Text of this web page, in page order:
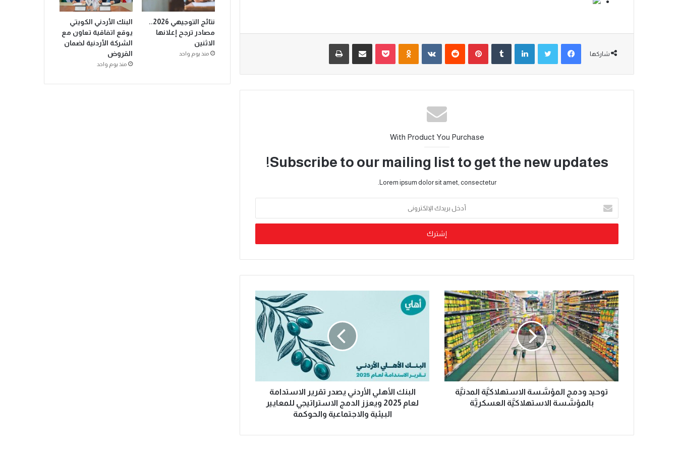
شاركها
With Product You Purchase
Subscribe to our mailing list to get the new updates!
Lorem ipsum dolor sit amet, consectetur.
توحيد ودمج المؤسَّسة الاستهلاكيَّة المدنيَّة
بالمؤسَّسة الاستهلاكيَّة العسكريَّة
البنك الأهلي الأردني يصدر تقرير الاستدامة
لعام 2025 ويعزز الدمج الاستراتيجي للمعايير
البيئية والاجتماعية والحوكمة
نتائج التوجيهي 2026..
مصادر ترجح إعلانها
الاثنين
منذ يوم واحد
البنك الأردني الكويتي
يوقع اتفاقية تعاون مع
الشركة الأردنية لضمان
القروض
منذ يوم واحد